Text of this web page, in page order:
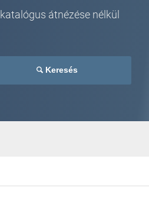
átnézése nélkül
Keresés